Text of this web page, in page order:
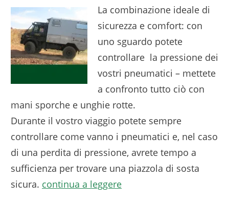
La combinazione ideale di
sicurezza e comfort: con
uno sguardo potete
controllare la pressione dei
vostri pneumatici – mettete
a confronto tutto ciò con
mani sporche e unghie rotte.
Durante il vostro viaggio potete sempre
controllare come vanno i pneumatici e, nel caso
di una perdita di pressione, avrete tempo a
sufficienza per trovare una piazzola di sosta
sicura. continua a leggere